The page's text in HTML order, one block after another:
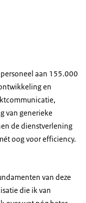
aan 155.000
en
van generieke
de dienstverlening
oog voor efficiency.
van deze
die ik van